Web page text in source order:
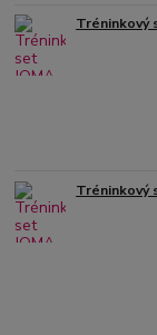
Tréninkový
Tréninkový